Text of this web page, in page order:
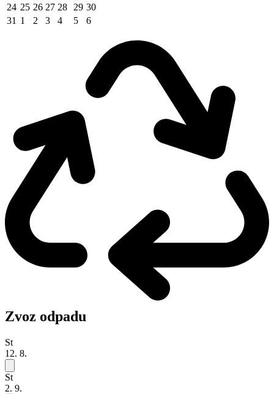
24 25 26 27 28 29 30
31 1 2 3 4 5 6
Zvoz odpadu
St
12. 8.
St
2. 9.